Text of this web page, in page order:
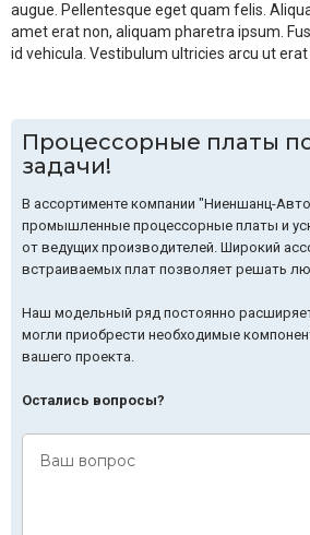
augue. Pellentesque eget quam felis.
amet erat non, aliquam pharetra ipsum.
id vehicula. Vestibulum ultricies arcu ut
Процессорные платы
задачи!
В ассортименте компании "Ниеншанц-
промышленные процессорные платы и
от ведущих производителей. Широкий
встраиваемых плат позволяет решать
Наш модельный ряд постоянно
могли приобрести необходимые
вашего проекта.
Остались вопросы?
Ваш вопрос